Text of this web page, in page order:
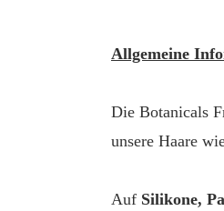
Allgemeine
Die Botanicals
unsere Haare
Auf Silikone,